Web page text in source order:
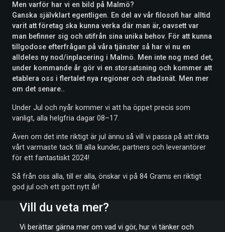
Men varför har vi en bild på Malmö?
Ganska självklart egentligen. En del av vår filosofi har alltid
varit att företag ska kunna verka där man är, oavsett var
man befinner sig och utifrån sina unika behov. För att kunna
tillgodose efterfrågan på våra tjänster så har vi nu en
alldeles ny nod/inplacering i Malmö. Men inte nog med det,
under kommande år gör vi en storsatsning och kommer att
etablera oss i flertalet nya regioner och stadsnät. Men mer
om det senare..
Under Jul och nyår kommer vi att ha öppet precis som
vanligt, alla helgfria dagar 08–17.
Även om det inte riktigt är jul ännu så vill vi passa på att rikta
vårt varmaste tack till alla kunder, partners och leverantörer
för ett fantastiskt 2024!
Så från oss alla, till er alla, önskar vi på 84 Grams en riktigt
god jul och ett gott nytt år!
Vill du veta mer?
Vi berättar gärna mer om vad vi gör, hur vi tänker och